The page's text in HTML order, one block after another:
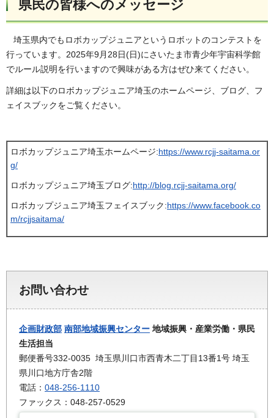
県民の皆様へのメッセージ
埼玉県内でもロボカップジュニアというロボットのコンテストを
行っています。2025年9月28日(日)にさいたま市青少年宇宙科学館
でルール説明を行いますので興味がある方はぜひ来てください。
詳細は以下のロボカップジュニア埼玉のホームページ、ブログ、フ
ェイスブックをご覧ください。
ロボカップジュニア埼玉ホームページ:https://www.rcjj-saitama.or
g/
ロボカップジュニア埼玉ブログ:http://blog.rcjj-saitama.org/
ロボカップジュニア埼玉フェイスブック:https://www.facebook.co
m/rcjjsaitama/
お問い合わせ
企画財政部 南部地域振興センター 地域振興・産業労働・県民
生活担当
郵便番号332-0035 埼玉県川口市西青木二丁目13番1号 埼玉
県川口地方庁舎2階
電話： 048-256-1110
ファックス：048-257-0529